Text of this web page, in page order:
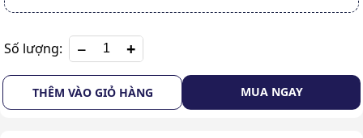
Số lượng: +
THÊM VÀO GIỎ HÀNG MUA NGAY